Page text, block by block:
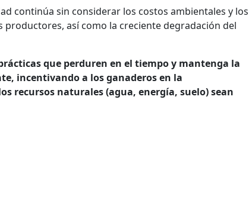
continúa sin considerar los costos ambientales y los
así como la creciente degradación del
que perduren en el tiempo y mantenga la
incentivando a los ganaderos en la
recursos naturales (agua, energía, suelo) sean